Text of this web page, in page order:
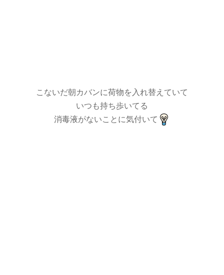
こないだ朝カバンに荷物を入れ替えていて
いつも持ち歩いてる
消毒液がないことに気付いて